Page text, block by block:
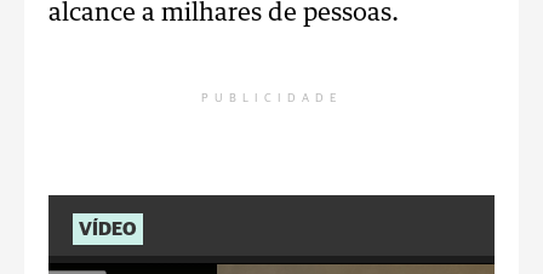
alcance a milhares de pessoas.
PUBLICIDADE
VÍDEO